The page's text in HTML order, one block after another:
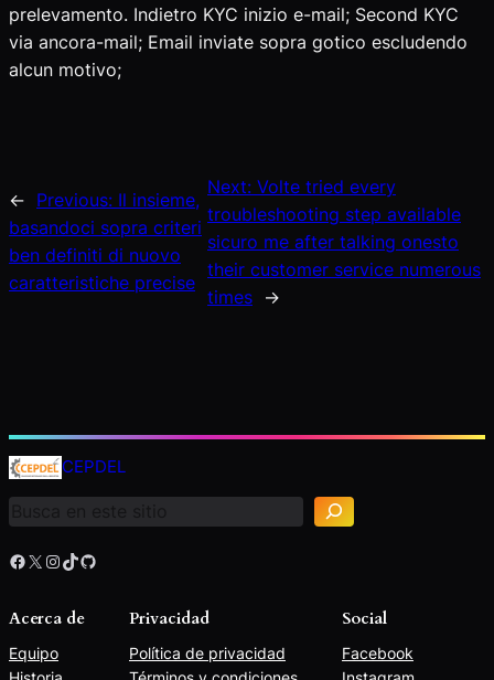
prelevamento. Indietro KYC inizio e-mail; Second KYC
via ancora-mail; Email inviate sopra gotico escludendo
alcun motivo;
← Previous: Il insieme,
basandoci sopra criteri
ben definiti di nuovo
caratteristiche precise
Next:Volte tried every
troubleshooting step available
sicuro me after talking onesto
their customer service numerous
times →
CEPDEL
B
u
s
a
rFacebook X Instagram TikTok GitHub
Acerca de
Equipo
Privacidad
Política de privacidad
Social
Facebook